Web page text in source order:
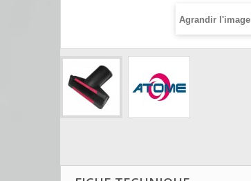
Agrandir l'image